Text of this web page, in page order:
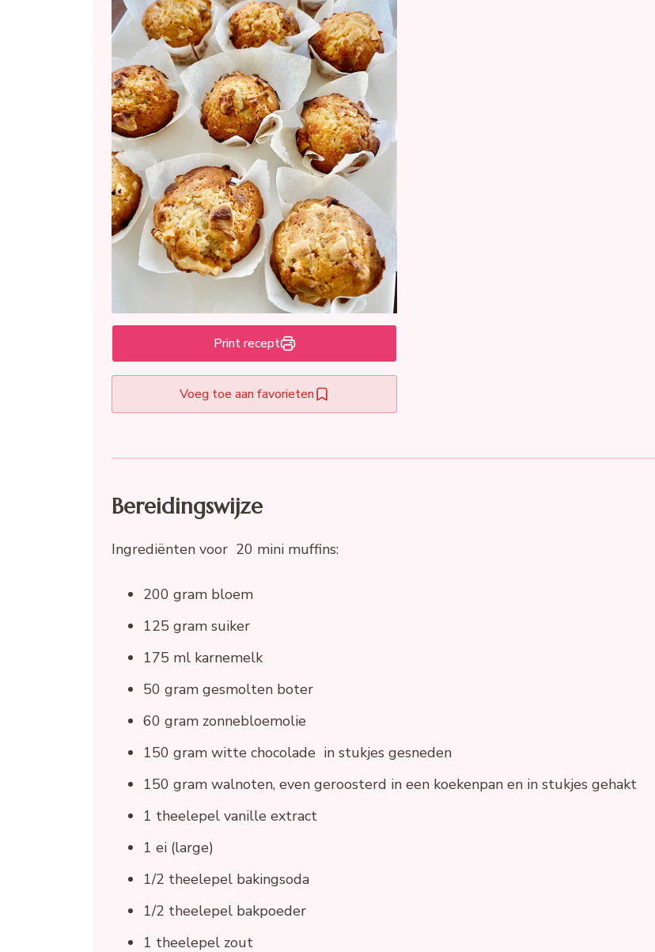
Print recept
Voeg toe aan favorieten
Bereidingswijze
Ingrediënten voor 20 mini muffins:
200 gram bloem
125 gram suiker
175 ml karnemelk
50 gram gesmolten boter
60 gram zonnebloemolie
150 gram witte chocolade in stukjes gesneden
150 gram walnoten, even geroosterd in een koekenpan en in stukjes gehakt
1 theelepel vanille extract
1 ei (large)
1/2 theelepel bakingsoda
1/2 theelepel bakpoeder
1 theelepel zout